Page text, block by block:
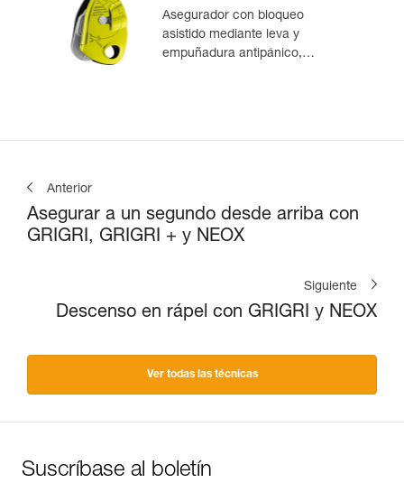
Asegurador con bloqueo
asistido mediante leva y
empuñadura antipánico,
Anterior
Asegurar a un segundo desde arriba con
GRIGRI, GRIGRI + y NEOX
Siguiente
Descenso en rápel con GRIGRI y NEOX
Ver todas las técnicas
Suscríbase al boletín